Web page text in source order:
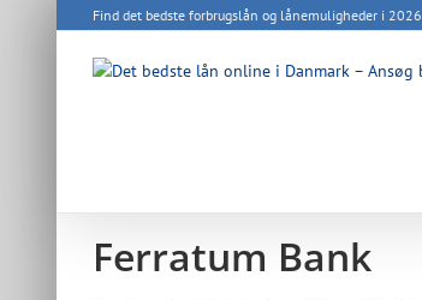
Find det bedste forbrugslån og lånemuligheder i 2026
Ferratum Bank